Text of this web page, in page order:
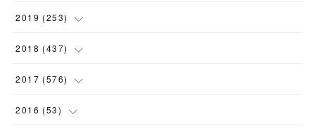
(2)
(2)
(1)
(3)
(1)
(9)
(12)
(11)
(12)
(22
2019 (253)
(14)
(27)
(22
2018 (437)
(23)
(24
2017 (576)
(44
2016 (53)